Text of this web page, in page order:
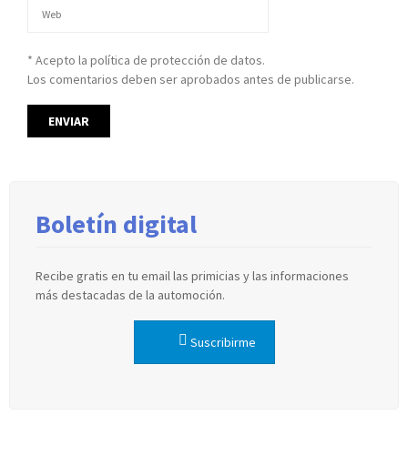
* Acepto la política de protección de datos.
Los comentarios deben ser aprobados antes de publicarse.
Boletín digital
Recibe gratis en tu email las primicias y las informaciones
más destacadas de la automoción.
Suscribirme